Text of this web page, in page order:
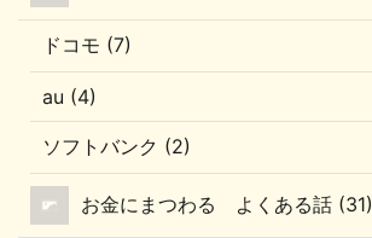
ドコモ (7)
au (4)
ソフトバンク (2)
お金にまつわる よくある話 (31)